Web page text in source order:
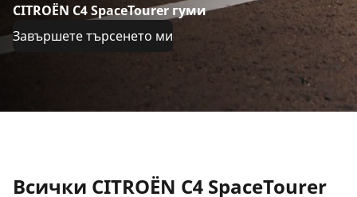
CITROËN C4 SpaceTourer гуми
Завършете търсенето ми
Всички CITROËN C4 SpaceTourer